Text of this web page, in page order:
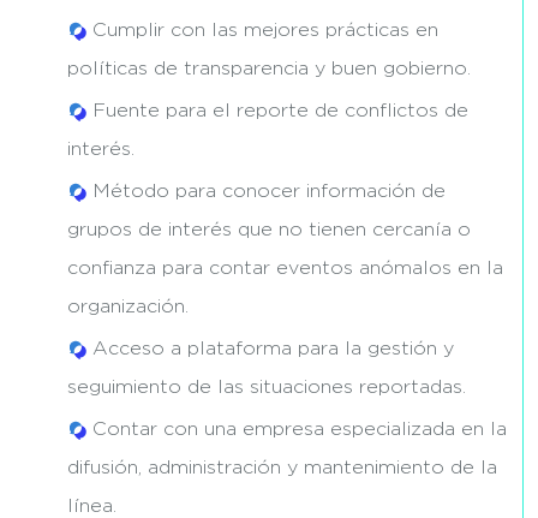
Cumplir con las mejores prácticas en
políticas de transparencia y buen gobierno.
Fuente para el reporte de conflictos de
interés.
Método para conocer información de
grupos de interés que no tienen cercanía o
confianza para contar eventos anómalos en la
organización.
Acceso a plataforma para la gestión y
seguimiento de las situaciones reportadas.
Contar con una empresa especializada en la
difusión, administración y mantenimiento de la
línea.